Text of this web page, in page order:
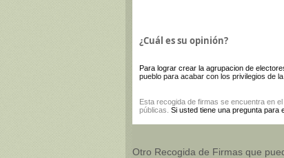
¿Cuál es su opinión?
Para lograr crear la agrupacion de
pueblo para acabar con los privilegios de
Esta recogida de firmas se encuentra en
públicas. Si usted tiene una pregunta para
Otro Recogida de Firmas que